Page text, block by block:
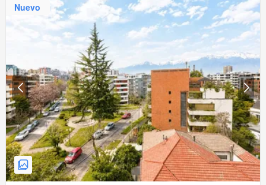
Nuevo